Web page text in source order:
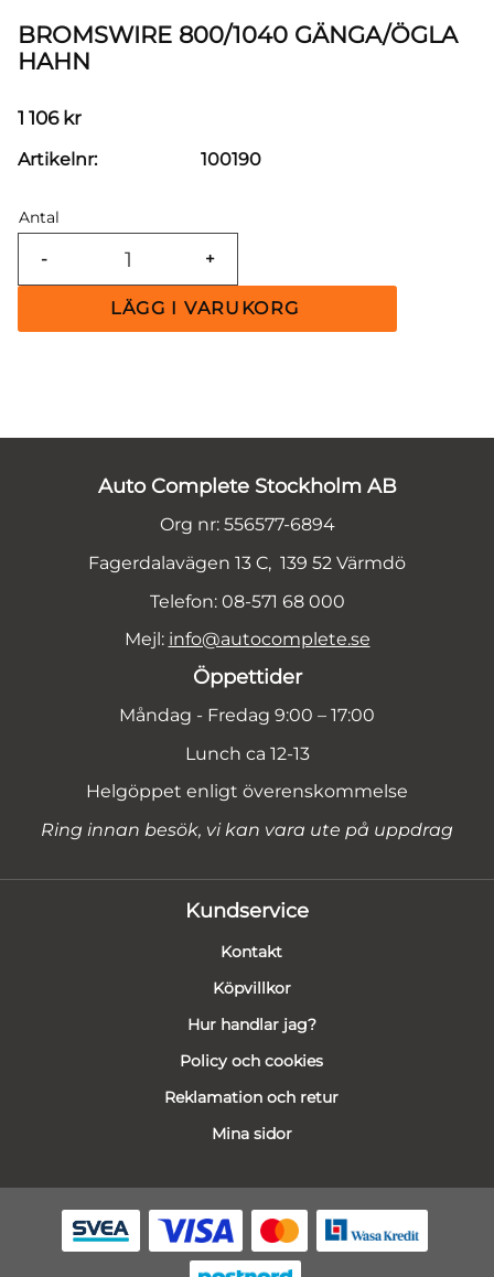
BROMSWIRE 800/1040 GÄNGA/ÖGLA
HAHN
1 106kr
Antal
+
-
Artikelnr 100190
Auto Complete Stockholm AB
Org nr: 556577-6894
Fagerdalavägen 13 C, 139 52 Värmdö
Telefon: 08-571 68 000
Mejl: info@autocomplete.se
Öppettider
Måndag - Fredag 9:00 – 17:00
Lunch ca 12-13
Helgöppet enligt överenskommelse
Ring innan besök, vi kan vara ute på uppdrag
Kundservice
Kontakt
Köpvillkor
Hur handlar jag?
Policy och cookies
Reklamation och retur
Mina sidor